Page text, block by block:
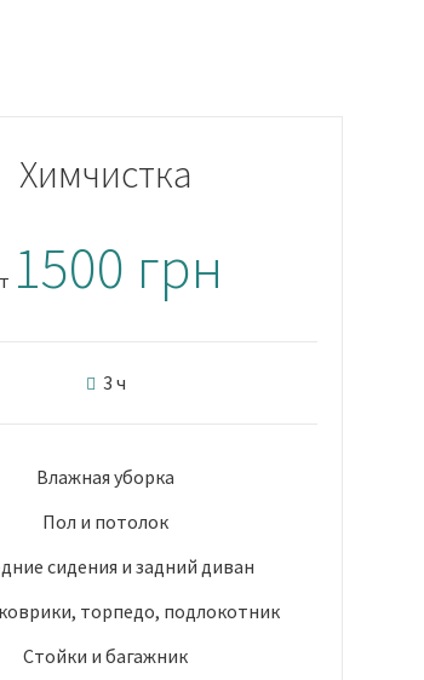
Химчистка
1500 грн
3 ч
Влажная уборка
Пол и потолок
сидения и задний диван
торпедо, подлокотник
Стойки и багажник